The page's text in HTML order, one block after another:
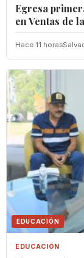
Egresa
en Ventas de
Hace 11 horas
EDUCACIÓN
EDUCACIÓN